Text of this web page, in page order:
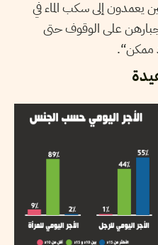
إلى سكب الماء في
على الوقوف حتى
ممكن“.